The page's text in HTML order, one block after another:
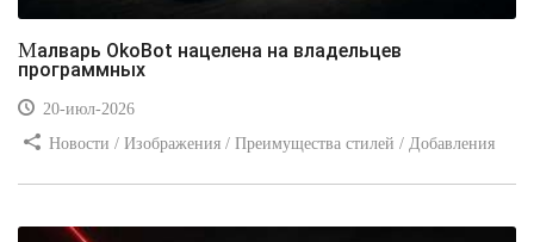
Малварь OkoBot нацелена на владельцев
программных
20-июл-2026
Новости / Изображения / Преимущества стилей / Добавления